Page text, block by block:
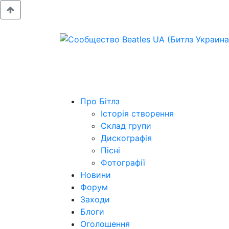
Про Бітлз
Історія створення
Склад групи
Дискографія
Пісні
Фотографії
Новини
Форум
Заходи
Блоги
Оголошення